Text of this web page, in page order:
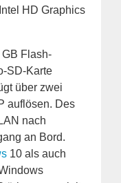
HD Graphics
Flash-
SD-Karte
über zwei
auflösen. Des
nach
an Bord.
10 als auch